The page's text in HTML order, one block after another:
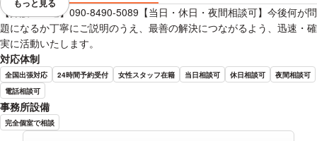
【弁護士直通】090-8490-5089【当日・休日・夜間相談可】今後何が問
題になるか丁寧にご説明のうえ、最善の解決につながるよう、迅速・確
実に活動いたします。
対応体制
全国出張対応 24時間予約受付 女性スタッフ在籍 当日相談可 休日相談可
夜間相談可
電話相談可
事務所設備
完全個室で相談
視覚的に省略されている要素を
もっと見る